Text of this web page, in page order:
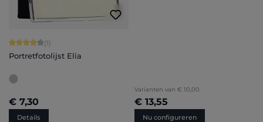
Gemiddelde waardering van 4 van 5 sterren
(1)
Portretfotolijst Elia
€ 7,30
Details
Varianten van € 10,00
€ 13,55
Nu configureren